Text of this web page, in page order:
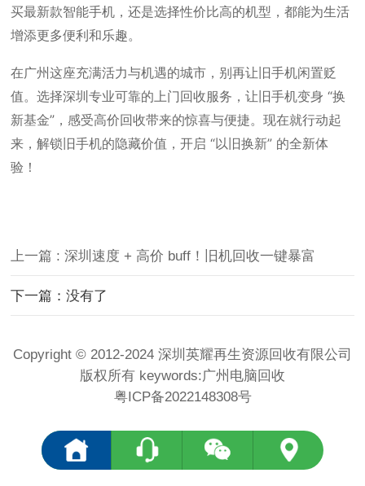
买最新款智能手机，还是选择性价比高的机型，都能为生活
增添更多便利和乐趣。
在广州这座充满活力与机遇的城市，别再让旧手机闲置贬
值。选择深圳专业可靠的上门回收服务，让旧手机变身 “换
新基金”，感受高价回收带来的惊喜与便捷。现在就行动起
来，解锁旧手机的隐藏价值，开启 “以旧换新” 的全新体
验！
上一篇 : 深圳速度 + 高价 buff！旧机回收一键暴富
下一篇：没有了
Copyright © 2012-2024 深圳英耀再生资源回收有限公司
版权所有 keywords:广州电脑回收
粤ICP备2022148308号
<